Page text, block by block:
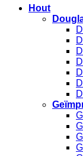
Hout